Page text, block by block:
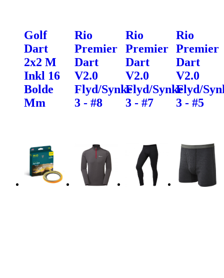
Golf
Dart
2x2 M
Inkl 16
Bolde
Mm
Rio
Premier
Dart
V2.0
Flyd/Synke
3 - #8
Rio
Premier
Dart
V2.0
Flyd/Synke
3 - #7
Rio
Premier
Dart
V2.0
Flyd/
3 - #5